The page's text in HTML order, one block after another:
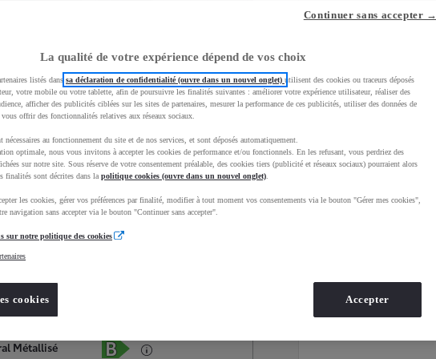
Services Concession
Occasions
Métallisé
La qualité de votre expérience dépend de vos choix
listés dans sa déclaration de confidentialité (ouvre dans un nouvel onglet) utilisent des cookies ou traceurs déposés
votre mobile ou votre tablette, afin de poursuivre les finalités suivantes : améliorer votre expérience utilisateur, réaliser des
afficher des publicités ciblées sur les sites de partenaires, mesurer la performance de ces publicités, utiliser des données de
offrir des fonctionnalités relatives aux réseaux sociaux.
nécessaires au fonctionnement du site et de nos services, et sont déposés automatiquement.
optimale, nous vous invitons à accepter les cookies de performance et/ou fonctionnels. En les refusant, vous perdriez des
sur notre site. Sous réserve de votre consentement préalable, des cookies tiers (publicité et réseaux sociaux) pourraient alors
finalités sont décrites dans la politique cookies (ouvre dans un nouvel onglet)
les cookies, gérer vos préférences par finalité, modifier à tout moment vos consentements via le bouton "Gérer mes cookies",
navigation sans accepter via le bouton "Continuer sans accepter".
sur notre politique des cookies
cookies
Continuer sans accepter →
Accepter